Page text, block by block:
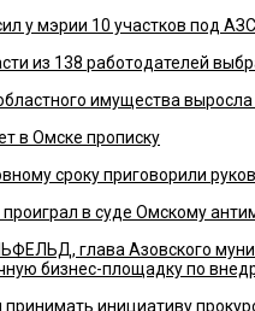
у мэрии 10 участков под АЗС
из 138 работодателей
имущества выросла
в Омске прописку
сроку приговорили
в суде Омскому
глава Азовского
бизнес-площадку по
инициативу